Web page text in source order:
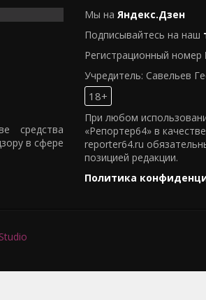
средства
в сфере
Мы на Яндекс.Дзен
Подписывайтесь на наш
Регистрационный
Учредитель: Савельев
18+
При любом
«Репортер64» в
reporter64.ru
позицией редакции.
Политика